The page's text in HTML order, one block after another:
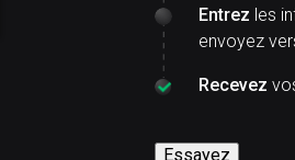
Entrez les
envoyez
Recevez
Essayez